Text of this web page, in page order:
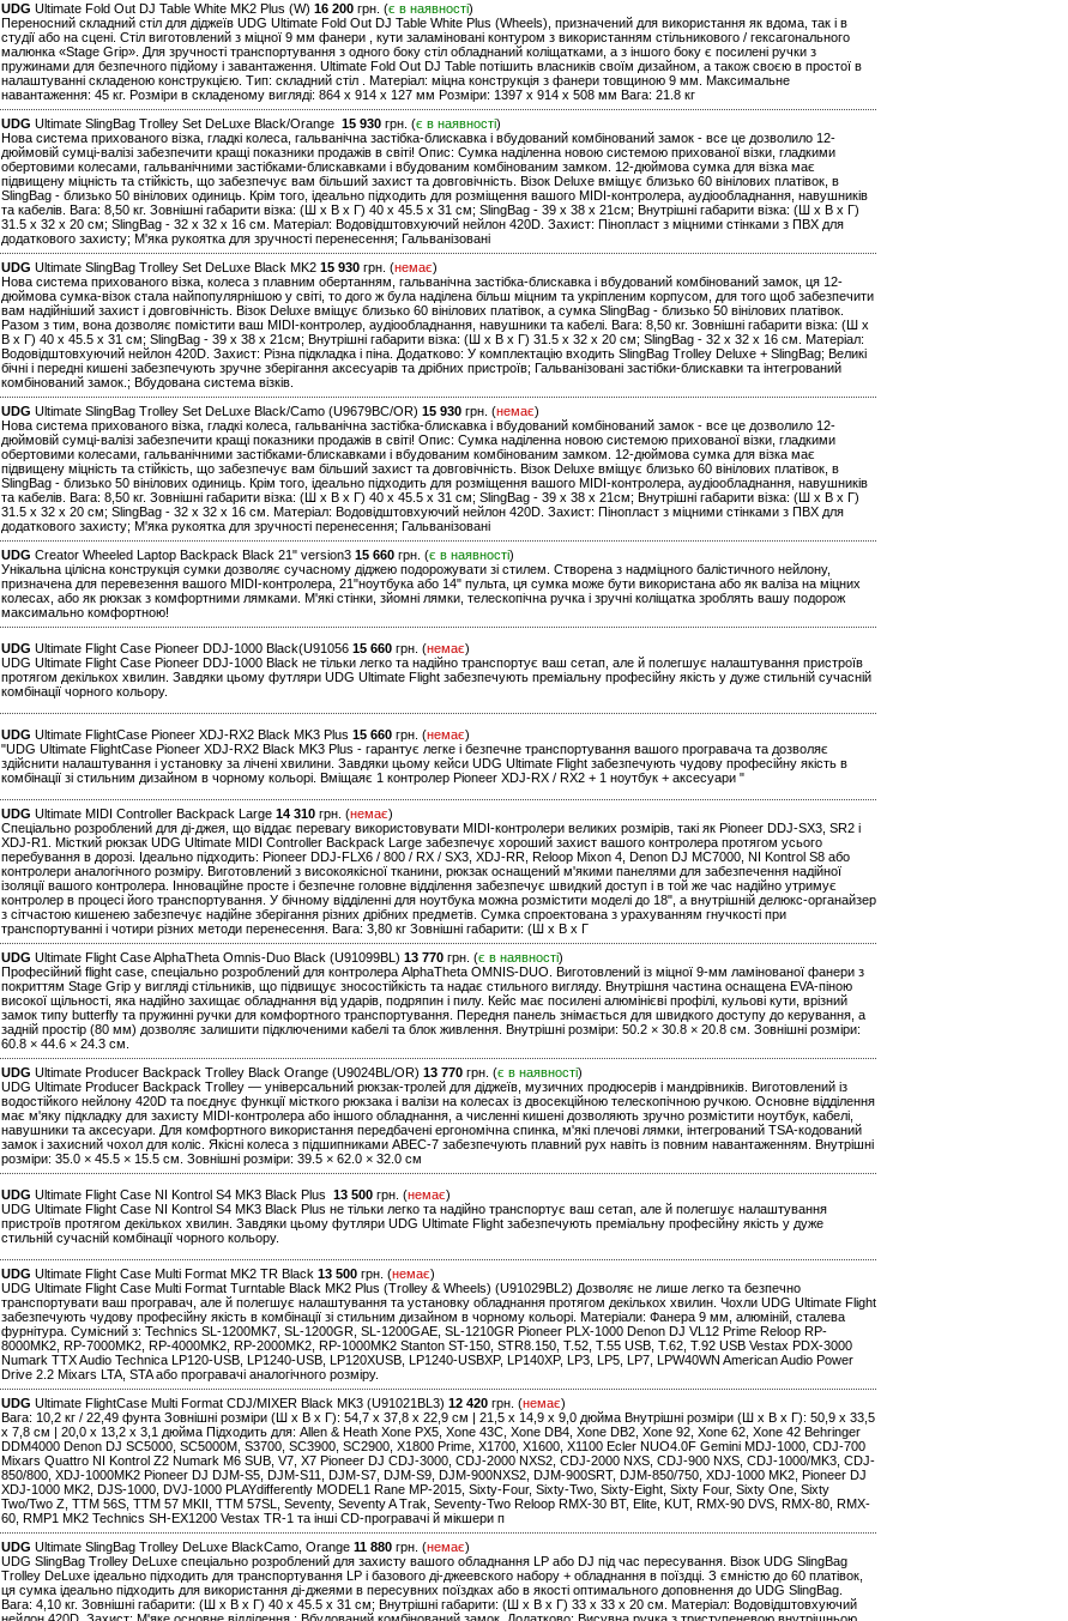
UDG Ultimate Fold Out DJ Table White MK2 Plus (W) 16 200 грн. (є в наявності)
Переносний складний стіл для діджеїв UDG Ultimate Fold Out DJ Table White Plus (Wheels), призначений для використання як вдома, так і в
студії або на сцені. Стіл виготовлений з міцної 9 мм фанери , кути заламіновані контуром з використанням стільникового / гексагонального
малюнка «Stage Grip». Для зручності транспортування з одного боку стіл обладнаний коліщатками, а з іншого боку є посилені ручки з
пружинами для безпечного підйому і завантаження. Ultimate Fold Out DJ Table потішить власників своїм дизайном, а також своєю в простої в
налаштуванні складеною конструкцією. Тип: складний стіл . Матеріал: міцна конструкція з фанери товщиною 9 мм. Максимальне
навантаження: 45 кг. Розміри в складеному вигляді: 864 x 914 x 127 мм Розміри: 1397 x 914 x 508 мм Вага: 21.8 кг
UDG Ultimate SlingBag Trolley Set DeLuxe Black/Orange 15 930 грн. (є в наявності)
Нова система прихованого візка, гладкі колеса, гальванічна застібка-блискавка і вбудований комбінований замок - все це дозволило 12-
дюймовій сумці-валізі забезпечити кращі показники продажів в світі! Опис: Сумка наділенна новою системою прихованої візки, гладкими
обертовими колесами, гальванічними застібками-блискавками і вбудованим комбінованим замком. 12-дюймова сумка для візка має
підвищену міцність та стійкість, що забезпечує вам більший захист та довговічність. Візок Deluxe вміщує близько 60 вінілових платівок, в
SlingBag - близько 50 вінілових одиниць. Крім того, ідеально підходить для розміщення вашого MIDI-контролера, аудіообладнання, навушників
та кабелів. Вага: 8,50 кг. Зовнішні габарити візка: (Ш х В х Г) 40 x 45.5 x 31 см; SlingBag - 39 x 38 x 21см; Внутрішні габарити візка: (Ш х В х Г)
31.5 x 32 x 20 см; SlingBag - 32 x 32 x 16 см. Матеріал: Водовідштовхуючий нейлон 420D. Захист: Пінопласт з міцними стінками з ПВХ для
додаткового захисту; М'яка рукоятка для зручності перенесення; Гальванізовані
UDG Ultimate SlingBag Trolley Set DeLuxe Black MK2 15 930 грн. (немає)
Нова система прихованого візка, колеса з плавним обертанням, гальванічна застібка-блискавка і вбудований комбінований замок, ця 12-
дюймова сумка-візок стала найпопулярнішою у світі, то дого ж була наділена більш міцним та укріпленим корпусом, для того щоб забезпечити
вам надійніший захист і довговічність. Візок Deluxe вміщує близько 60 вінілових платівок, а сумка SlingBag - близько 50 вінілових платівок.
Разом з тим, вона дозволяє помістити ваш MIDI-контролер, аудіообладнання, навушники та кабелі. Вага: 8,50 кг. Зовнішні габарити візка: (Ш х
В х Г) 40 x 45.5 x 31 см; SlingBag - 39 x 38 x 21см; Внутрішні габарити візка: (Ш х В х Г) 31.5 x 32 x 20 см; SlingBag - 32 x 32 x 16 см. Матеріал:
Водовідштовхуючий нейлон 420D. Захист: Різна підкладка і піна. Додатково: У комплектацію входить SlingBag Trolley Deluxe + SlingBag; Великі
бічні і передні кишені забезпечують зручне зберігання аксесуарів та дрібних пристроїв; Гальванізовані застібки-блискавки та інтегрований
комбінований замок.; Вбудована система візків.
UDG Ultimate SlingBag Trolley Set DeLuxe Black/Camo (U9679BC/OR) 15 930 грн. (немає)
Нова система прихованого візка, гладкі колеса, гальванічна застібка-блискавка і вбудований комбінований замок - все це дозволило 12-
дюймовій сумці-валізі забезпечити кращі показники продажів в світі! Опис: Сумка наділенна новою системою прихованої візки, гладкими
обертовими колесами, гальванічними застібками-блискавками і вбудованим комбінованим замком. 12-дюймова сумка для візка має
підвищену міцність та стійкість, що забезпечує вам більший захист та довговічність. Візок Deluxe вміщує близько 60 вінілових платівок, в
SlingBag - близько 50 вінілових одиниць. Крім того, ідеально підходить для розміщення вашого MIDI-контролера, аудіообладнання, навушників
та кабелів. Вага: 8,50 кг. Зовнішні габарити візка: (Ш х В х Г) 40 x 45.5 x 31 см; SlingBag - 39 x 38 x 21см; Внутрішні габарити візка: (Ш х В х Г)
31.5 x 32 x 20 см; SlingBag - 32 x 32 x 16 см. Матеріал: Водовідштовхуючий нейлон 420D. Захист: Пінопласт з міцними стінками з ПВХ для
додаткового захисту; М'яка рукоятка для зручності перенесення; Гальванізовані
UDG Creator Wheeled Laptop Backpack Black 21" version3 15 660 грн. (є в наявності)
Унікальна цілісна конструкція сумки дозволяє сучасному діджею подорожувати зі стилем. Створена з надміцного балістичного нейлону,
призначена для перевезення вашого MIDI-контролера, 21"ноутбука або 14" пульта, ця сумка може бути використана або як валіза на міцних
колесах, або як рюкзак з комфортними лямками. М'які стінки, зйомні лямки, телескопічна ручка і зручні коліщатка зроблять вашу подорож
максимально комфортною!
UDG Ultimate Flight Case Pioneer DDJ-1000 Black(U91056 15 660 грн. (немає)
UDG Ultimate Flight Case Pioneer DDJ-1000 Black не тільки легко та надійно транспортує ваш сетап, але й полегшує налаштування пристроїв
протягом декількох хвилин. Завдяки цьому футляри UDG Ultimate Flight забезпечують преміальну професійну якість у дуже стильній сучасній
комбінації чорного кольору.
UDG Ultimate FlightCase Pioneer XDJ-RX2 Black MK3 Plus 15 660 грн. (немає)
"UDG Ultimate FlightCase Pioneer XDJ-RX2 Black MK3 Plus - гарантує легке і безпечне транспортування вашого програвача та дозволяє
здійснити налаштування і установку за лічені хвилини. Завдяки цьому кейси UDG Ultimate Flight забезпечують чудову професійну якість в
комбінації зі стильним дизайном в чорному кольорі. Вміщаяє 1 контролер Pioneer XDJ-RX / RX2 + 1 ноутбук + аксесуари "
UDG Ultimate MIDI Controller Backpack Large 14 310 грн. (немає)
Спеціально розроблений для ді-джея, що віддає перевагу використовувати MIDI-контролери великих розмірів, такі як Pioneer DDJ-SX3, SR2 і
XDJ-R1. Місткий рюкзак UDG Ultimate MIDI Controller Backpack Large забезпечує хороший захист вашого контролера протягом усього
перебування в дорозі. Ідеально підходить: Pioneer DDJ-FLX6 / 800 / RX / SX3, XDJ-RR, Reloop Mixon 4, Denon DJ MC7000, NI Kontrol S8 або
контролери аналогічного розміру. Виготовлений з високоякісної тканини, рюкзак оснащений м'якими панелями для забезпечення надійної
ізоляції вашого контролера. Інноваційне просте і безпечне головне відділення забезпечує швидкий доступ і в той же час надійно утримує
контролер в процесі його транспортування. У бічному відділенні для ноутбука можна розмістити моделі до 18", а внутрішній делюкс-органайзер
з сітчастою кишенею забезпечує надійне зберігання різних дрібних предметів. Сумка спроектована з урахуванням гнучкості при
транспортуванні і чотири різних методи перенесення. Вага: 3,80 кг Зовнішні габарити: (Ш х В х Г
UDG Ultimate Flight Case AlphaTheta Omnis-Duo Black (U91099BL) 13 770 грн. (є в наявності)
Професійний flight case, спеціально розроблений для контролера AlphaTheta OMNIS-DUO. Виготовлений із міцної 9-мм ламінованої фанери з
покриттям Stage Grip у вигляді стільників, що підвищує зносостійкість та надає стильного вигляду. Внутрішня частина оснащена EVA-піною
високої щільності, яка надійно захищає обладнання від ударів, подряпин і пилу. Кейс має посилені алюмінієві профілі, кульові кути, врізний
замок типу butterfly та пружинні ручки для комфортного транспортування. Передня панель знімається для швидкого доступу до керування, а
задній простір (80 мм) дозволяє залишити підключеними кабелі та блок живлення. Внутрішні розміри: 50.2 × 30.8 × 20.8 см. Зовнішні розміри:
60.8 × 44.6 × 24.3 см.
UDG Ultimate Producer Backpack Trolley Black Orange (U9024BL/OR) 13 770 грн. (є в наявності)
UDG Ultimate Producer Backpack Trolley — універсальний рюкзак-тролей для діджеїв, музичних продюсерів і мандрівників. Виготовлений із
водостійкого нейлону 420D та поєднує функції місткого рюкзака і валізи на колесах із двосекційною телескопічною ручкою. Основне відділення
має м'яку підкладку для захисту MIDI-контролера або іншого обладнання, а численні кишені дозволяють зручно розмістити ноутбук, кабелі,
навушники та аксесуари. Для комфортного використання передбачені ергономічна спинка, м'які плечові лямки, інтегрований TSA-кодований
замок і захисний чохол для коліс. Якісні колеса з підшипниками ABEC-7 забезпечують плавний рух навіть із повним навантаженням. Внутрішні
розміри: 35.0 × 45.5 × 15.5 см. Зовнішні розміри: 39.5 × 62.0 × 32.0 см
UDG Ultimate Flight Case NI Kontrol S4 MK3 Black Plus 13 500 грн. (немає)
UDG Ultimate Flight Case NI Kontrol S4 MK3 Black Plus не тільки легко та надійно транспортує ваш сетап, але й полегшує налаштування
пристроїв протягом декількох хвилин. Завдяки цьому футляри UDG Ultimate Flight забезпечують преміальну професійну якість у дуже
стильній сучасній комбінації чорного кольору.
UDG Ultimate Flight Case Multi Format MK2 TR Black 13 500 грн. (немає)
UDG Ultimate Flight Case Multi Format Turntable Black MK2 Plus (Trolley & Wheels) (U91029BL2) Дозволяє не лише легко та безпечно
транспортувати ваш програвач, але й полегшує налаштування та установку обладнання протягом декількох хвилин. Чохли UDG Ultimate Flight
забезпечують чудову професійну якість в комбінації зі стильним дизайном в чорному кольорі. Матеріали: Фанера 9 мм, алюміній, сталева
фурнітура. Сумісний з: Technics SL-1200MK7, SL-1200GR, SL-1200GAE, SL-1210GR Pioneer PLX-1000 Denon DJ VL12 Prime Reloop RP-
8000MK2, RP-7000MK2, RP-4000MK2, RP-2000MK2, RP-1000MK2 Stanton ST-150, STR8.150, T.52, T.55 USB, T.62, T.92 USB Vestax PDX-3000
Numark TTX Audio Technica LP120-USB, LP1240-USB, LP120XUSB, LP1240-USBXP, LP140XP, LP3, LP5, LP7, LPW40WN American Audio Power
Drive 2.2 Mixars LTA, STA або програвачі аналогічного розміру.
UDG Ultimate FlightCase Multi Format CDJ/MIXER Black MK3 (U91021BL3) 12 420 грн. (немає)
Вага: 10,2 кг / 22,49 фунта Зовнішні розміри (Ш x В x Г): 54,7 x 37,8 x 22,9 см | 21,5 x 14,9 x 9,0 дюйма Внутрішні розміри (Ш x В x Г): 50,9 x 33,5
x 7,8 см | 20,0 x 13,2 x 3,1 дюйма Підходить для: Allen & Heath Xone PX5, Xone 43C, Xone DB4, Xone DB2, Xone 92, Xone 62, Xone 42 Behringer
DDM4000 Denon DJ SC5000, SC5000M, S3700, SC3900, SC2900, X1800 Prime, X1700, X1600, X1100 Ecler NUO4.0F Gemini MDJ-1000, CDJ-700
Mixars Quattro NI Kontrol Z2 Numark M6 SUB, V7, X7 Pioneer DJ CDJ-3000, CDJ-2000 NXS2, CDJ-2000 NXS, CDJ-900 NXS, CDJ-1000/MK3, CDJ-
850/800, XDJ-1000MK2 Pioneer DJ DJM-S5, DJM-S11, DJM-S7, DJM-S9, DJM-900NXS2, DJM-900SRT, DJM-850/750, XDJ-1000 MK2, Pioneer DJ
XDJ-1000 MK2, DJS-1000, DVJ-1000 PLAYdifferently MODEL1 Rane MP-2015, Sixty-Four, Sixty-Two, Sixty-Eight, Sixty Four, Sixty One, Sixty
Two/Two Z, TTM 56S, TTM 57 MKII, TTM 57SL, Seventy, Seventy A Trak, Seventy-Two Reloop RMX-30 BT, Elite, KUT, RMX-90 DVS, RMX-80, RMX-
60, RMP1 MK2 Technics SH-EX1200 Vestax TR-1 та інші CD-програвачі й мікшери п
UDG Ultimate SlingBag Trolley DeLuxe BlackCamo, Orange 11 880 грн. (немає)
UDG SlingBag Trolley DeLuxe спеціально розроблений для захисту вашого обладнання LP або DJ під час пересування. Візок UDG SlingBag
Trolley DeLuxe ідеально підходить для транспортування LP і базового ді-джеевского набору + обладнання в поїздці. З ємністю до 60 платівок,
ця сумка ідеально підходить для використання ді-джеями в пересувних поїздках або в якості оптимального доповнення до UDG SlingBag.
Вага: 4,10 кг. Зовнішні габарити: (Ш х В х Г) 40 x 45.5 x 31 см; Внутрішні габарити: (Ш х В х Г) 33 x 33 x 20 см. Матеріал: Водовідштовхуючий